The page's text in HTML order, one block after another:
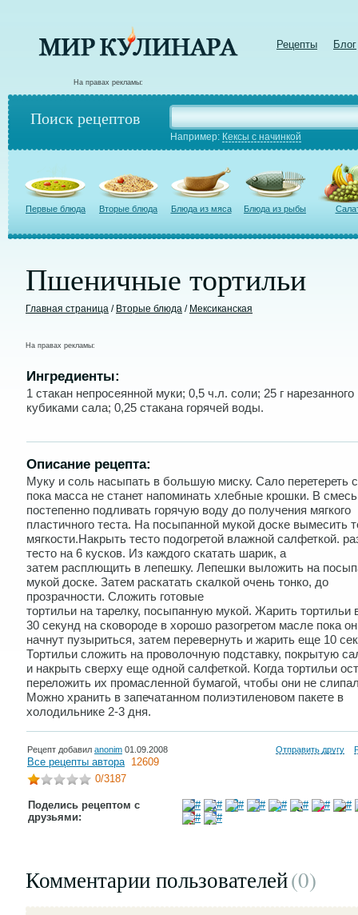
Рецепты Блог
На правах рекламы:
Поиск рецептов
Например: Кексы с начинкой
Первые блюда Вторые блюда Блюда из мяса Блюда из рыбы
Пшеничные тортильи
Главная страница / Вторые блюда / Мексиканская
На правах рекламы:
Ингредиенты:
1 стакан непросеянной муки; 0,5 ч.л. соли; 25 г нарезанного
кубиками сала; 0,25 стакана горячей воды.
Описание рецепта:
Муку и соль насыпать в большую миску. Сало перетереть
пока масса не станет напоминать хлебные крошки. В смесь
постепенно подливать горячую воду до получения мягкого
пластичного теста. На посыпанной мукой доске вымесить
мягкости.Накрыть тесто подогретой влажной салфеткой.
тесто на 6 кусков. Из каждого скатать шарик, а
затем расплющить в лепешку. Лепешки выложить на
мукой доске. Затем раскатать скалкой очень тонко, до
прозрачности. Сложить готовые
тортильи на тарелку, посыпанную мукой. Жарить тортильи
30 секунд на сковороде в хорошо разогретом масле пока
начнут пузыриться, затем перевернуть и жарить еще 10
Тортильи сложить на проволочную подставку, покрытую
и накрыть сверху еще одной салфеткой. Когда тортильи
переложить их промасленной бумагой, чтобы они не
Можно хранить в запечатанном полиэтиленовом пакете в
холодильнике 2-3 дня.
Рецепт добавил anonim 01.09.2008 Отправить другу
Все рецепты автора 12609
0/3187
Поделись рецептом с
друзьями:
Комментарии пользователей(0)